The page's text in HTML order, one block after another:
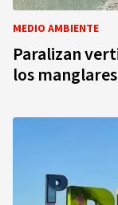
MEDIO AMBIENTE
Paralizan
los